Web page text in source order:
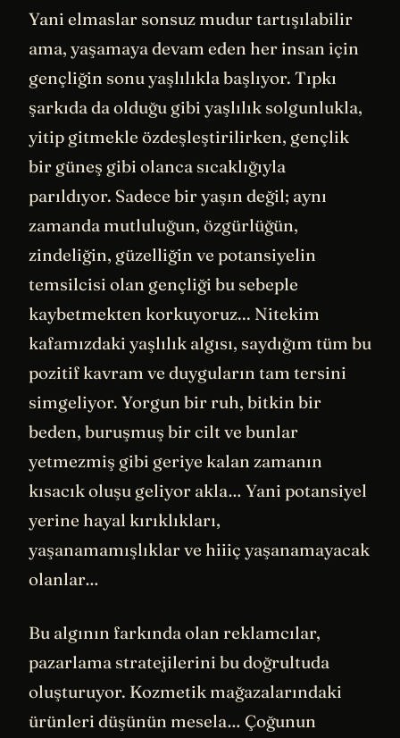
Yani elmaslar sonsuz mudur tartışılabilir
ama, yaşamaya devam eden her insan için
gençliğin sonu yaşlılıkla başlıyor. Tıpkı
şarkıda da olduğu gibi yaşlılık solgunlukla,
yitip gitmekle özdeşleştirilirken, gençlik
bir güneş gibi olanca sıcaklığıyla
parıldıyor. Sadece bir yaşın değil; aynı
zamanda mutluluğun, özgürlüğün,
zindeliğin, güzelliğin ve potansiyelin
temsilcisi olan gençliği bu sebeple
kaybetmekten korkuyoruz... Nitekim
kafamızdaki yaşlılık algısı, saydığım tüm bu
pozitif kavram ve duyguların tam tersini
simgeliyor. Yorgun bir ruh, bitkin bir
beden, buruşmuş bir cilt ve bunlar
yetmezmiş gibi geriye kalan zamanın
kısacık oluşu geliyor akla… Yani potansiyel
yerine hayal kırıklıkları,
yaşanamamışlıklar ve hiiiç yaşanamayacak
olanlar…
Bu algının farkında olan reklamcılar,
pazarlama stratejilerini bu doğrultuda
oluşturuyor. Kozmetik mağazalarındaki
ürünleri düşünün mesela… Çoğunun